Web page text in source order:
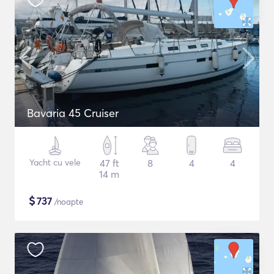
Bavaria 45 Cruiser
Yacht cu vele
47 ft
14 m
8 4 4
$737 /noapte